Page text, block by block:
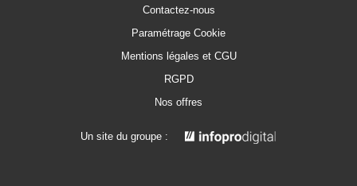
Contactez-nous
Paramétrage Cookie
Mentions légales et CGU
RGPD
Nos offres
Un site du groupe :